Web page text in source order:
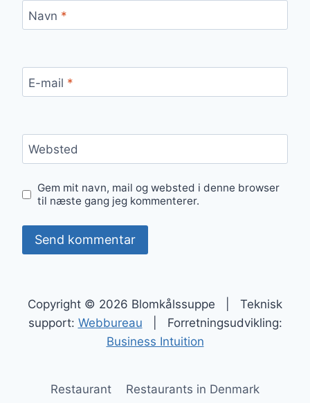
Navn *
E-mail *
Websted
Gem mit navn, mail og websted i denne browser
til næste gang jeg kommenterer.
Copyright © 2026 Blomkålssuppe | Teknisk
support: Webbureau | Forretningsudvikling:
Business Intuition
Restaurant Restaurants in Denmark